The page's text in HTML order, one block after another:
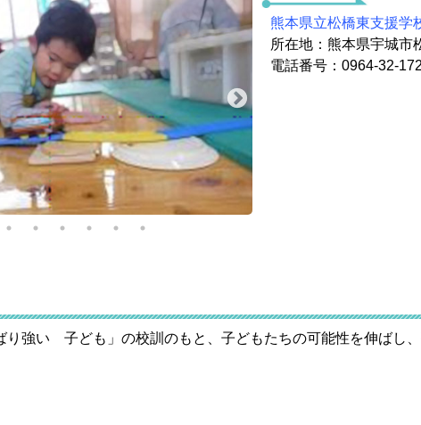
熊本県立松橋東支援学
所在地：熊本県宇城市
電話番号：0964-32-
強い 子ども」の校訓のもと、子どもたちの可能性を伸ばし